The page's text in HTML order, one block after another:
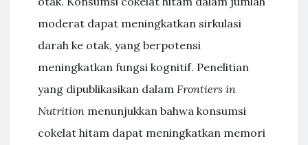
moderat dapat meningkatkan sirkulasi
darah ke otak, yang berpotensi
meningkatkan fungsi kognitif. Penelitian
yang dipublikasikan dalam Frontiers in
Nutrition menunjukkan bahwa konsumsi
cokelat hitam dapat meningkatkan memori